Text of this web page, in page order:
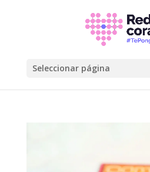
Seleccionar página